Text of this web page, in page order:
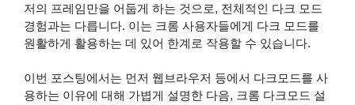
저의 프레임만을 어둡게 하는 것으로, 전체적인 다크 모드
경험과는 다릅니다. 이는 크롬 사용자들에게 다크 모드를
원활하게 활용하는 데 있어 한계로 작용할 수 있습니다.
이번 포스팅에서는 먼저 웹브라우저 등에서 다크모드를 사
용하는 이유에 대해 가볍게 설명한 다음, 크롬 다크모드 설